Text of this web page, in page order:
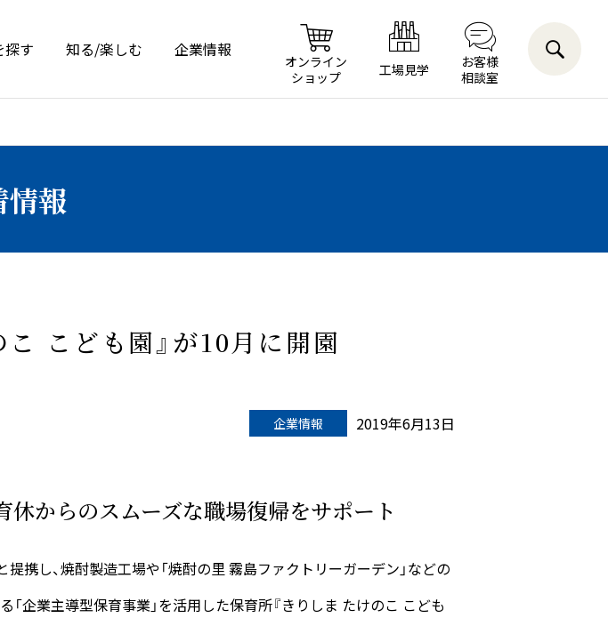
探す 知る/楽しむ 企業情報
オンライン
ショップ
工場見学
お客様
相談室
情報
こども園』が10月に開園
企業情報 2019年6月13日
休からのスムーズな職場復帰をサポート
携し、焼酎製造工場や「焼酎の里 霧島ファクトリーガーデン」などの
企業主導型保育事業」を活用した保育所『きりしま たけのこ こども